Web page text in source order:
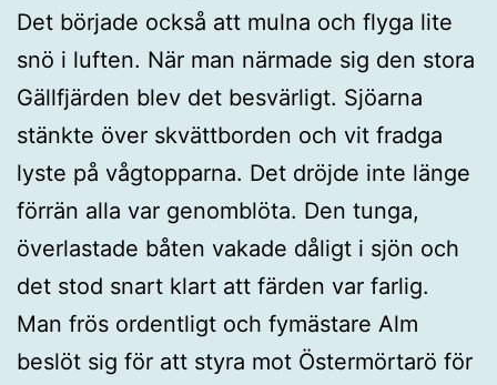
Det började också att mulna och flyga lite
snö i luften. När man närmade sig den stora
Gällfjärden blev det besvärligt. Sjöarna
stänkte över skvättborden och vit fradga
lyste på vågtopparna. Det dröjde inte länge
förrän alla var genomblöta. Den tunga,
överlastade båten vakade dåligt i sjön och
det stod snart klart att färden var farlig.
Man frös ordentligt och fymästare Alm
beslöt sig för att styra mot Östermörtarö för